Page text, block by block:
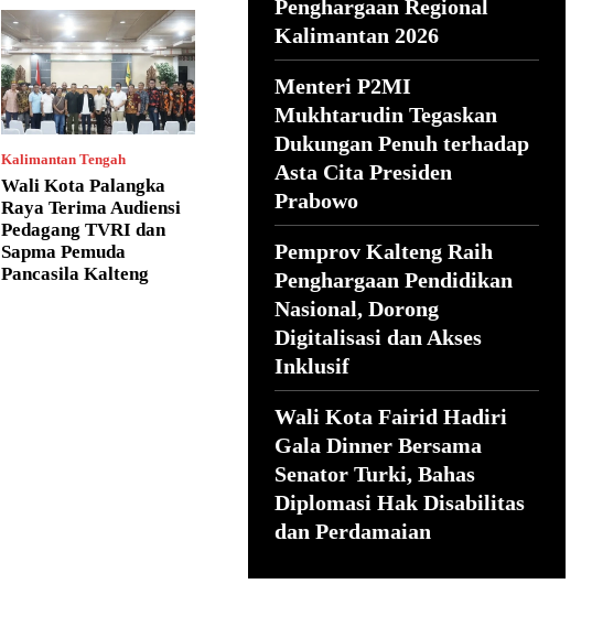
Kalimantan Tengah
Wali Kota Palangka
Raya Terima Audiensi
Pedagang TVRI dan
Sapma Pemuda
Pancasila Kalteng
Penghargaan Regional
Kalimantan 2026
Menteri P2MI
Mukhtarudin Tegaskan
Dukungan Penuh terhadap
Asta Cita Presiden
Prabowo
Pemprov Kalteng Raih
Penghargaan Pendidikan
Nasional, Dorong
Digitalisasi dan Akses
Inklusif
Wali Kota Fairid Hadiri
Gala Dinner Bersama
Senator Turki, Bahas
Diplomasi Hak Disabilitas
dan Perdamaian